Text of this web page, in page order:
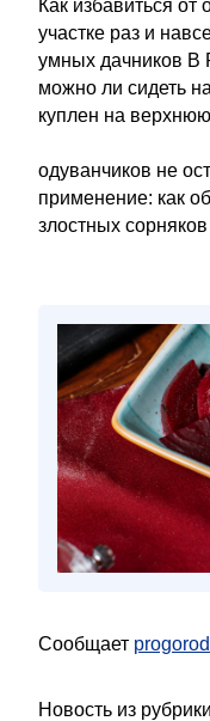
Как избавиться
участке раз и
умных дачников В
можно ли сидеть
куплен на
одуванчиков не
применение: как
злостных сорняков
Сообщает
Новость из